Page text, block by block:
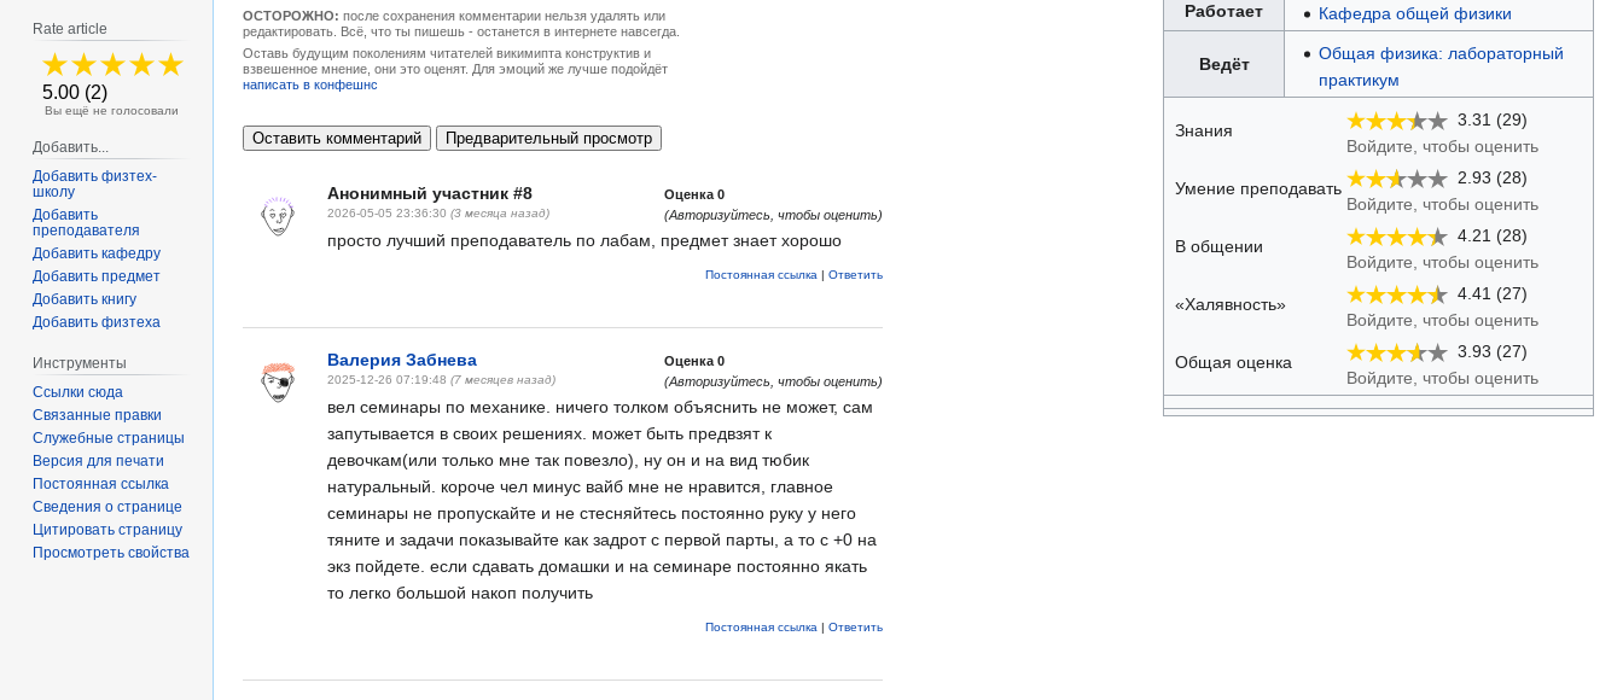
Работает Кафедра общей физики
Ведёт
Общая физика: лабораторный
практикум
Знания
3.31 (29)
Войдите, чтобы оценить
Умение преподавать
2.93 (28)
Войдите, чтобы оценить
В общении
4.21 (28)
Войдите, чтобы оценить
«Халявность»
4.41 (27)
Войдите, чтобы оценить
Общая оценка
3.93 (27)
Войдите, чтобы оценить
ОСТОРОЖНО: после сохранения комментарии нельзя удалять или
редактировать. Всё, что ты пишешь - останется в интернете навсегда.
Оставь будущим поколениям читателей викимипта конструктив и
взвешенное мнение, они это оценят. Для эмоций же лучше подойдёт
написать в конфешнс
Анонимный участник #8
2026-05-05 23:36:30 (3 месяца назад)
Оценка 0
(Авторизуйтесь, чтобы оценить)
просто лучший преподаватель по лабам, предмет знает хорошо
Постоянная ссылка | Ответить
Валерия Забнева
2025-12-26 07:19:48 (7 месяцев назад)
Оценка 0
(Авторизуйтесь, чтобы оценить)
вел семинары по механике. ничего толком объяснить не может, сам
запутывается в своих решениях. может быть предвзят к
девочкам(или только мне так повезло), ну он и на вид тюбик
натуральный. короче чел минус вайб мне не нравится, главное
семинары не пропускайте и не стесняйтесь постоянно руку у него
тяните и задачи показывайте как задрот с первой парты, а то с +0 на
экз пойдете. если сдавать домашки и на семинаре постоянно якать
то легко большой накоп получить
Постоянная ссылка | Ответить
Rate article
5.00 (2)
Вы ещё не голосовали
Добавить...
Добавить физтех-
школу
Добавить
преподавателя
Добавить кафедру
Добавить предмет
Добавить книгу
Добавить физтеха
Инструменты
Ссылки сюда
Связанные правки
Служебные страницы
Версия для печати
Постоянная ссылка
Сведения о странице
Цитировать страницу
Просмотреть свойства